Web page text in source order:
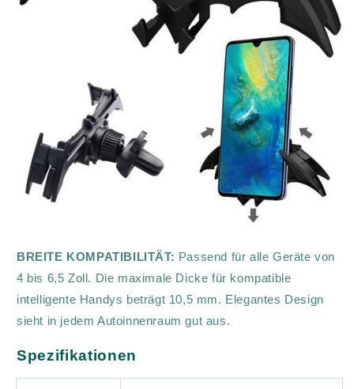
BREITE KOMPATIBILITÄT: Passend für alle Geräte von
4 bis 6,5 Zoll. Die maximale Dicke für kompatible
intelligente Handys beträgt 10,5 mm. Elegantes Design
sieht in jedem Autoinnenraum gut aus.
Spezifikationen